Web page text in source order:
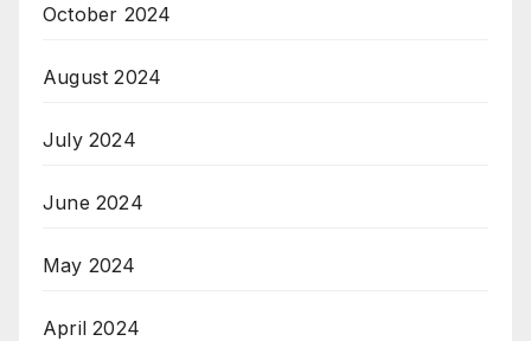
October 2024
August 2024
July 2024
June 2024
May 2024
April 2024